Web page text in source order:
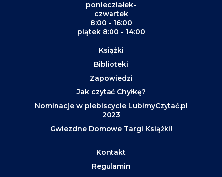
poniedziałek-
czwartek
8:00 - 16:00
piątek 8:00 - 14:00
Książki
Biblioteki
Zapowiedzi
Jak czytać Chyłkę?
Nominacje w plebiscycie LubimyCzytać.pl
2023
Gwiezdne Domowe Targi Książki!
Kontakt
Regulamin